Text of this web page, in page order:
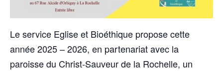
Le service Eglise et Bioéthique propose cette
année 2025 – 2026, en partenariat avec la
paroisse du Christ-Sauveur de la Rochelle, un